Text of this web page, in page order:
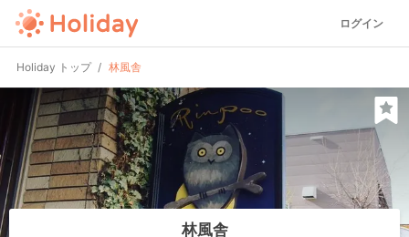
ログイン
Holiday トップ 林風舎
林風舎